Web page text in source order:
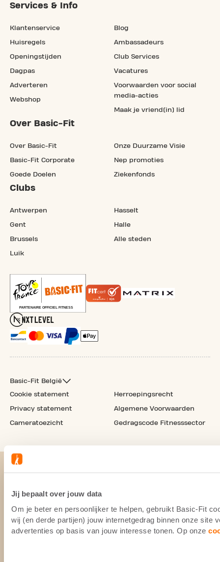
Jij bepaalt over jouw data
Om je beter en persoonlijker te helpen, gebruikt Basic-Fit
wij (en derde partijen) jouw internetgedrag binnen onze site
advertenties op basis van jouw interesse tonen. Op onze
Services & Info
Klantenservice
Huisregels
Openingstijden
Dagpas
Adverteren
Webshop
Blog
Ambassadeurs
Club Services
Vacatures
Voorwaarden voor social
media-acties
Maak je vriend(in) lid
Over Basic-Fit
Over Basic-Fit
Basic-Fit Corporate
Goede Doelen
Onze Duurzame Visie
Nep promoties
Ziekenfonds
Clubs
Antwerpen
Gent
Brussels
Luik
Hasselt
Halle
Alle steden
Basic-Fit België
Cookie statement
Privacy statement
Cameratoezicht
Herroepingsrecht
Algemene Voorwaarden
Gedragscode Fitnesssector